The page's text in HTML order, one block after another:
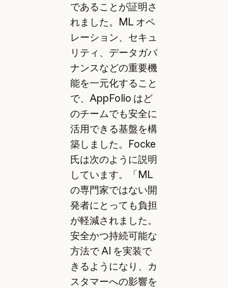
であることが証明さ
れました。ML オペ
レーション、セキュ
リティ、データガバ
ナンスなどの重要機
能を一元化すること
で、AppFolio はど
のチームでも安全に
活用できる基盤を構
築しました。Focke
氏は次のように説明
しています。「ML
の専門家ではない開
発者にとっても負担
が軽減されました。
安全かつ持続可能な
方法で AI を実装で
きるようになり、カ
スタマーへの影響を